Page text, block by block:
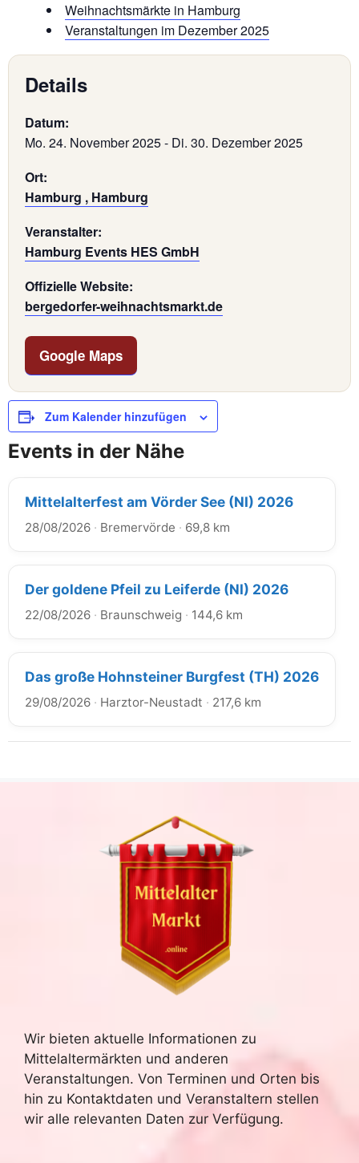
Weihnachtsmärkte in Hamburg
Veranstaltungen im Dezember 2025
Details
Datum:
Mo. 24. November 2025- Di. 30. Dezember 2025
Ort:
Hamburg , Hamburg
Veranstalter:
Hamburg Events HES GmbH
Offizielle Website:
bergedorfer-weihnachtsmarkt.de
Google Maps
Zum Kalender hinzufügen
Events in der Nähe
Mittelalterfest am Vörder See (NI) 2026
28/08/2026 · Bremervörde · 69,8 km
Der goldene Pfeil zu Leiferde (NI) 2026
22/08/2026 · Braunschweig · 144,6 km
Das große Hohnsteiner Burgfest (TH) 2026
29/08/2026 · Harztor-Neustadt · 217,6 km
Wir bieten aktuelle Informationen zu
Mittelaltermärkten und anderen
Veranstaltungen. Von Terminen und Orten bis
hin zu Kontaktdaten und Veranstaltern stellen
wir alle relevanten Daten zur Verfügung.